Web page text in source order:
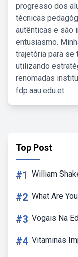
progresso dos
técnicas
autênticas e são
entusiasmo.
trajetória para se
utilizando
renomadas
fdp.aau.edu.et.
Top Post
#1 William
#2 What Are
#3 Vogais Na
#4 Vitaminas